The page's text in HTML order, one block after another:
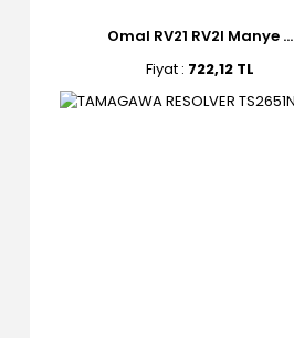
Omal RV21 RV2I Manye ...
Fiyat : 722,12 TL